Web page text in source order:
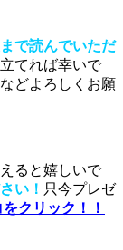
で読んでいただ
てれば幸いで
などよろしくお願
ると嬉しいで
い！ 只今プレゼ
クリック！！